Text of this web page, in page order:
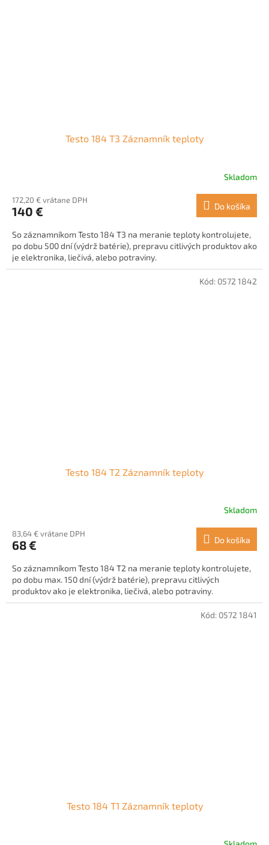
Testo 184 T3 Záznamník teploty
Skladom
172,20 € vrátane DPH
140 € Do košíka
So záznamníkom Testo 184 T3 na meranie teploty kontrolujete,
po dobu 500 dní (výdrž batérie), prepravu citlivých produktov ako
je elektronika, liečivá, alebo potraviny.
Testo 184 T2 Záznamník teploty
Skladom
83,64 € vrátane DPH
68 € Do košíka
So záznamníkom Testo 184 T2 na meranie teploty kontrolujete,
po dobu max. 150 dní (výdrž batérie), prepravu citlivých
produktov ako je elektronika, liečivá, alebo potraviny.
Kód: 0572 1842
Testo 184 T1 Záznamník teploty
Kód: 0572 1841